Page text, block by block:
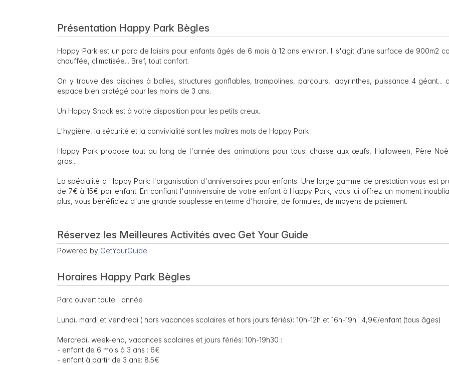
Présentation Happy Park Bègles
Happy Park est un parc de loisirs pour enfants âgés de 6 mois à 12 ans environ. Il s'agit d’une surface de 900m2
chauffée, climatisée... Bref, tout confort.
On y trouve des piscines à balles, structures gonflables, trampolines, parcours, labyrinthes, puissance 4 géant...
espace bien protégé pour les moins de 3 ans.
Un Happy Snack est à votre disposition pour les petits creux.
L'hygiène, la sécurité et la convivialité sont les maîtres mots de Happy Park
Happy Park propose tout au long de l'année des animations pour tous: chasse aux œufs, Halloween, Père
gras...
La spécialité d'Happy Park: l'organisation d'anniversaires pour enfants. Une large gamme de prestation vous est
de 7€ à 15€ par enfant. En confiant l'anniversaire de votre enfant à Happy Park, vous lui offrez un moment
plus, vous bénéficiez d'une grande souplesse en terme d'horaire, de formules, de moyens de paiement.
Réservez les Meilleures Activités avec Get Your Guide
Powered by GetYourGuide
Horaires Happy Park Bègles
Parc ouvert toute l'année
Lundi, mardi et vendredi ( hors vacances scolaires et hors jours fériés): 10h-12h et 16h-19h : 4,9€/enfant (tous âges)
Mercredi, week-end, vacances scolaires et jours fériés: 10h-19h30 :
- enfant de 6 mois à 3 ans : 6€
- enfant à partir de 3 ans: 8.5€